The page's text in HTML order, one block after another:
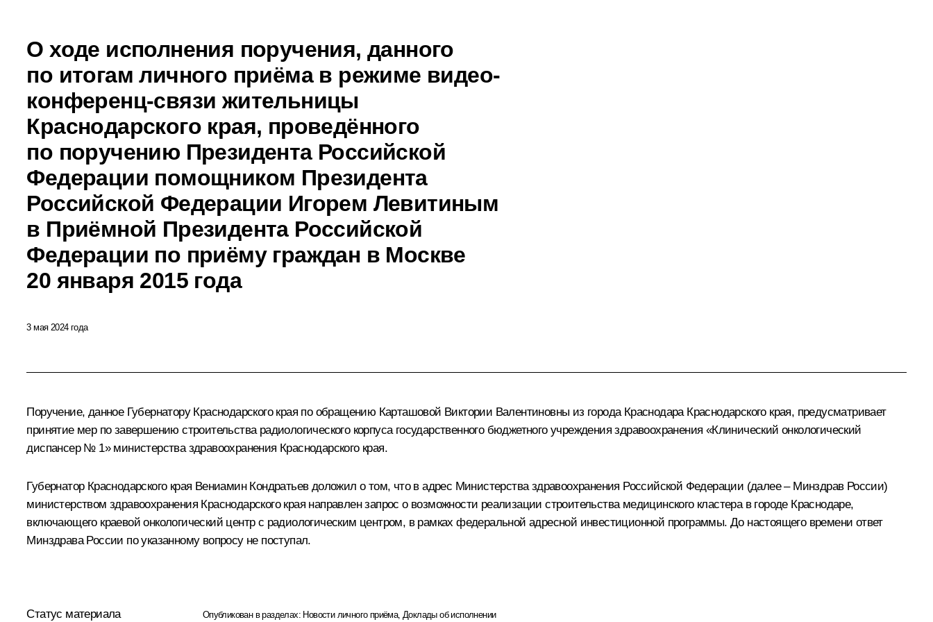
О ходе исполнения поручения, данного
по итогам личного приёма в режиме видео-
конференц-связи жительницы
Краснодарского края, проведённого
по поручению Президента Российской
Федерации помощником Президента
Российской Федерации Игорем Левитиным
в Приёмной Президента Российской
Федерации по приёму граждан в Москве
20 января 2015 года
3 мая 2024 года
Поручение, данное Губернатору Краснодарского края по обращению Карташовой Виктории Валентиновны из города Краснодара Краснодарского края, предусматривает
принятие мер по завершению строительства радиологического корпуса государственного бюджетного учреждения здравоохранения «Клинический онкологический
диспансер № 1» министерства здравоохранения Краснодарского края.
Губернатор Краснодарского края Вениамин Кондратьев доложил о том, что в адрес Министерства здравоохранения Российской Федерации (далее – Минздрав России)
министерством здравоохранения Краснодарского края направлен запрос о возможности реализации строительства медицинского кластера в городе Краснодаре,
включающего краевой онкологический центр с радиологическим центром, в рамках федеральной адресной инвестиционной программы. До настоящего времени ответ
Минздрава России по указанному вопросу не поступал.
Статус материала Опубликован в разделах: Новости личного приёма,Доклады об исполнении